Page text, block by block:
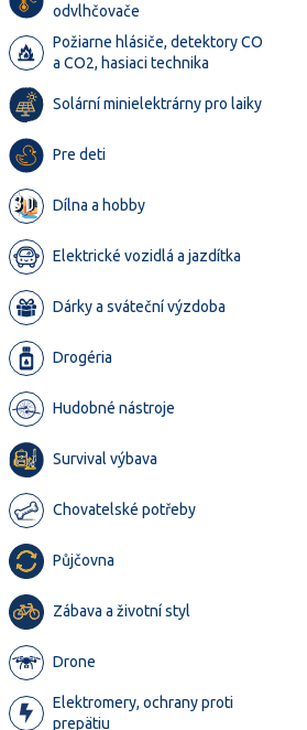
odvlhčovače
Požiarne hlásiče, detektory CO
a CO2, hasiaci technika
Solární minielektrárny pro laiky
Pre deti
Dílna a hobby
Elektrické vozidlá a jazdítka
Dárky a sváteční výzdoba
Drogéria
Hudobné nástroje
Survival výbava
Chovatelské potřeby
Půjčovna
Zábava a životní styl
Drone
Elektromery, ochrany proti
prepätiu